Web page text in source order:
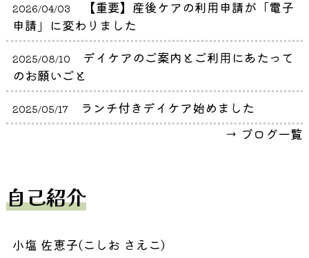
2026/04/03
【重要】産後ケアの利用申請が「電子
申請」に変わりました
2025/08/10
デイケアのご案内とご利用にあたって
のお願いごと
2025/05/17
ランチ付きデイケア始めました
→ ブログ一覧
自己紹介
小塩 佐恵子(こしお さえこ)